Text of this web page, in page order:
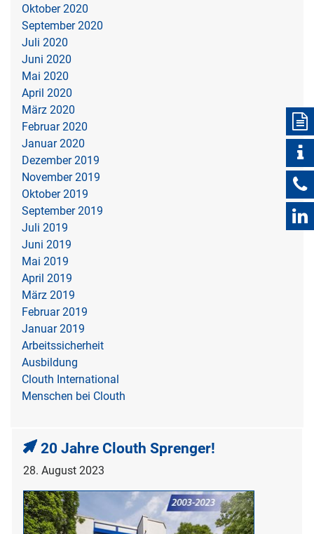
Oktober 2020
September 2020
Juli 2020
Juni 2020
Mai 2020
April 2020
März 2020
Februar 2020
Januar 2020
Dezember 2019
November 2019
Oktober 2019
September 2019
Juli 2019
Juni 2019
Mai 2019
April 2019
März 2019
Februar 2019
Januar 2019
Arbeitssicherheit
Ausbildung
Clouth International
Menschen bei Clouth
20 Jahre Clouth Sprenger!
28. August 2023